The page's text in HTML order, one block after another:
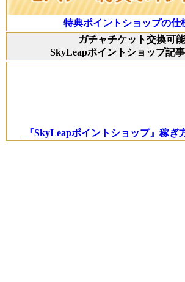
特典ポイントショップの仕
ガチャチケット交換可能
SkyLeapポイントショップ記
『SkyLeapポイントショップ』稼ぎ